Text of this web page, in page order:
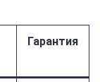
Гарантия